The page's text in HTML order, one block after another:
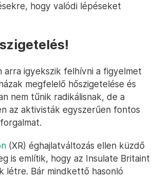
hogy valódi lépéseket
arra igyekszik felhívni a figyelmet
megfelelő hőszigetelése és
nem tűnik radikálisnak, de a
az aktivisták egyszerűen fontos
(XR) éghajlatváltozás ellen küzdő
is említik, hogy az Insulate Britaint
létre. Bár mindkettő hasonló